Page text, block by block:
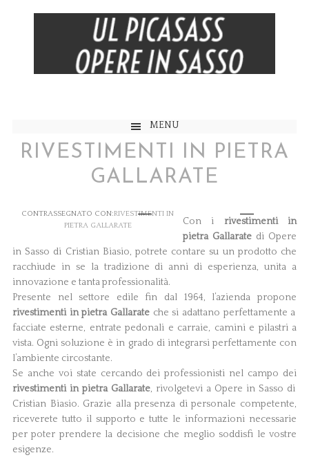
MENU
RIVESTIMENTI IN PIETRA
GALLARATE
CONTRASSEGNATO CON:RIVESTIMENTI IN
PIETRA GALLARATE
Con i rivestimenti in
pietra Gallarate di Opere
in Sasso di Cristian Biasio, potrete contare su un prodotto che
racchiude in se la tradizione di anni di esperienza, unita a
innovazione e tanta professionalità.
Presente nel settore edile fin dal 1964, l’azienda propone
rivestimenti in pietra Gallarateche si adattano perfettamente a
facciate esterne, entrate pedonali e carraie, camini e pilastri a
vista. Ogni soluzione è in grado di integrarsi perfettamente con
l’ambiente circostante.
Se anche voi state cercando dei professionisti nel campo dei
rivestimenti in pietra Gallarate, rivolgetevi a Opere in Sasso di
Cristian Biasio. Grazie alla presenza di personale competente,
riceverete tutto il supporto e tutte le informazioni necessarie
per poter prendere la decisione che meglio soddisfi le vostre
esigenze.